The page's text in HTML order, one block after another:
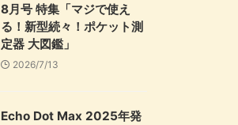
8月号 特集「マジで使え
る！新型続々！ポケット測
定器 大図鑑」
2026/7/13
Echo Dot Max 2025年発